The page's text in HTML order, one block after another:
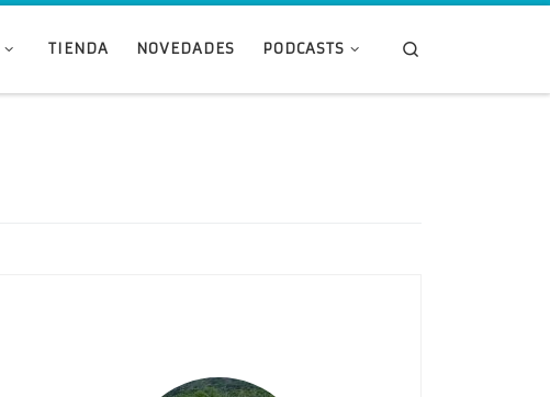
TIENDA NOVEDADES PODCASTS